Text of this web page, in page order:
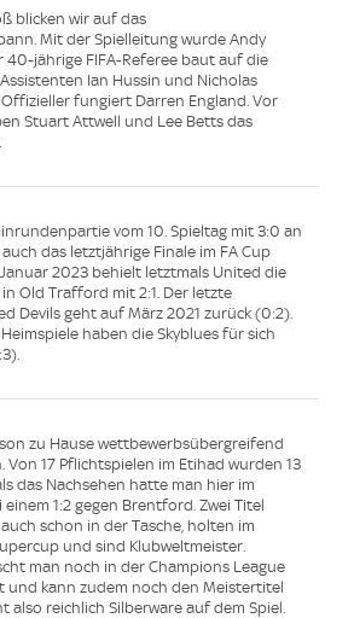
blicken wir auf das
Mit der Spielleitung wurde Andy
40-jährige FIFA-Referee baut auf die
Ian Hussin und Nicholas
fungiert Darren England. Vor
Stuart Attwell und Lee Betts das
vom 10. Spieltag mit 3:0 an
das letztjährige Finale im FA Cup
2023 behielt letztmals United die
Old Trafford mit 2:1. Der letzte
Devils geht auf März 2021 zurück (0:2).
haben die Skyblues für sich
zu Hause wettbewerbsübergreifend
Von 17 Pflichtspielen im Etihad wurden 13
das Nachsehen hatte man hier im
1:2 gegen Brentford. Zwei Titel
schon in der Tasche, holten im
und sind Klubweltmeister.
man noch in der Champions League
und kann zudem noch den Meistertitel
also reichlich Silberware auf dem Spiel.